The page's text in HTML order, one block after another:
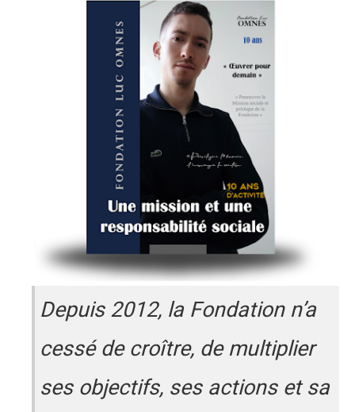
Depuis 2012, la Fondation n’a
cessé de croître, de multiplier
ses objectifs, ses actions et sa